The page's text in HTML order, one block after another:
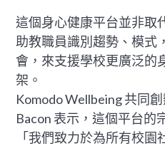
這個身心健康平台並非取
助教職員識別趨勢、模式
會，來支援學校更廣泛的
架。
Komodo Wellbeing 共同
Bacon 表示，這個平台的
「我們致力於為所有校